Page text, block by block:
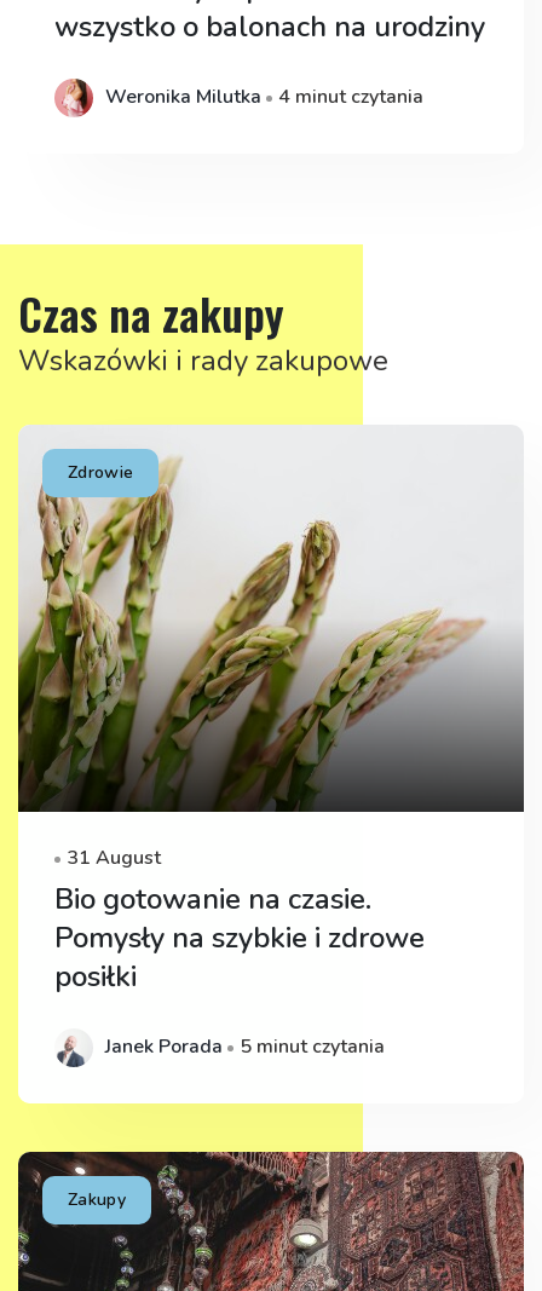
wszystko o balonach na urodziny
Weronika Milutka 4 minut czytania
Czas na zakupy
Wskazówki i rady zakupowe
Zdrowie
31 August
Bio gotowanie na czasie.
Pomysły na szybkie i zdrowe
posiłki
Janek Porada 5 minut czytania
Zakupy